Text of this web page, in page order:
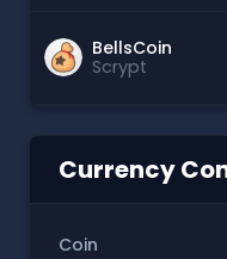
BellsCoin
Scrypt
Currency
Coin